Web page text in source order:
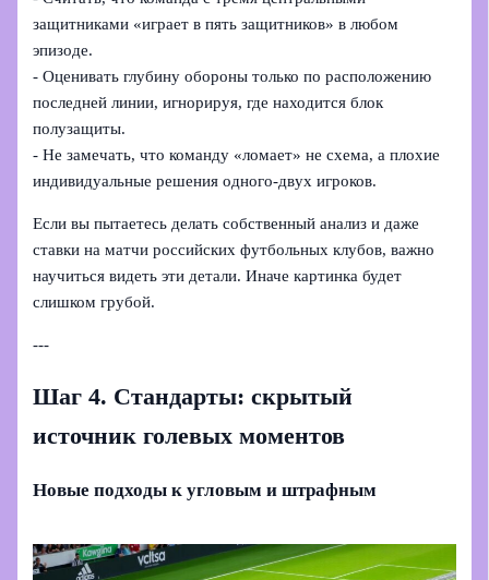
защитниками «играет в пять защитников» в любом
эпизоде.
- Оценивать глубину обороны только по расположению
последней линии, игнорируя, где находится блок
полузащиты.
- Не замечать, что команду «ломает» не схема, а плохие
индивидуальные решения одного‑двух игроков.
Если вы пытаетесь делать собственный анализ и даже
ставки на матчи российских футбольных клубов, важно
научиться видеть эти детали. Иначе картинка будет
слишком грубой.
---
Шаг 4. Стандарты: скрытый
источник голевых моментов
Новые подходы к угловым и штрафным